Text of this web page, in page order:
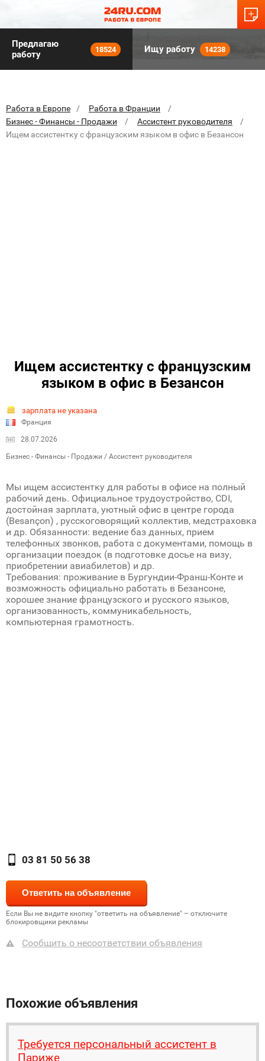
Предлагаю
работу
18524 Ищу работу 14238
Работа в Европе
Работа в Франции
Бизнес - Финансы - Продажи
Ассистент руководителя
Ищем ассистентку с французским языком в офис в Безансон
Ищем ассистентку с французским
языком в офис в Безансон
зарплата не указана
Франция
28.07.2026
Бизнес - Финансы - Продажи / Ассистент руководителя
Мы ищем ассистентку для работы в офисе на полный
рабочий день. Официальное трудоустройство, CDI,
достойная зарплата, уютный офис в центре города
(Besançon) , русскоговорящий коллектив, медстраховка
и др. Обязанности: ведение баз данных, прием
телефонных звонков, работа с документами, помощь в
организации поездок (в подготовке досье на визу,
приобретении авиабилетов) и др.
Требования: проживание в Бургундии-Франш-Конте и
возможность официально работать в Безансоне,
хорошее знание французского и русского языков,
организованность, коммуникабельность,
компьютерная грамотность.
03 81 50 56 38
Если Вы не видите кнопку "ответить на объявление" – отключите
блокировщики рекламы
Сообщить о несоответствии объявления
Похожие объявления
Требуется персональный ассистент в
Париже